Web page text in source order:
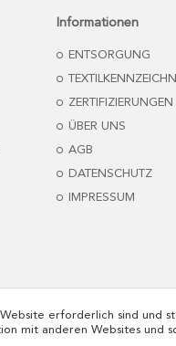
Informationen
ENTSORGUNG
ZERTIFIZIERUNGEN
ÜBER UNS
AGB
DATENSCHUTZ
IMPRESSUM
erforderlich sind und
mit anderen Websites und